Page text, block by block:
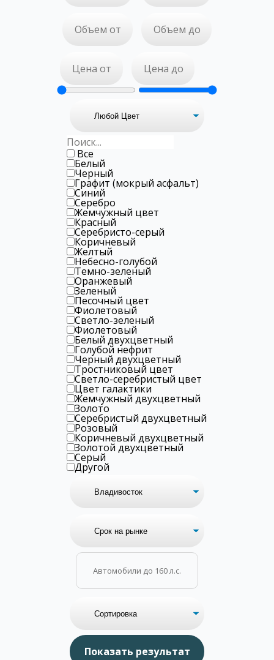
Все
Белый
Черный
Графит (мокрый асфальт)
Синий
Серебро
Жемчужный цвет
Красный
Серебристо-серый
Коричневый
Желтый
Небесно-голубой
Темно-зеленый
Оранжевый
Зеленый
Песочный цвет
Фиолетовый
Светло-зеленый
Фиолетовый
Белый двухцветный
Голубой нефрит
Черный двухцветный
Тростниковый цвет
Светло-серебристый цвет
Цвет галактики
Жемчужный двухцветный
Золото
Серебристый двухцветный
Розовый
Коричневый двухцветный
Золотой двухцветный
Серый
Другой
Автомобили до 160 л.с.